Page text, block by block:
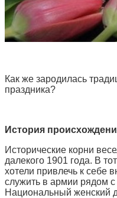
Как же зародилась
праздника?
История
Исторические корни
далекого 1901 года. В
хотели привлечь к себе
служить в армии рядом
Национальный женский